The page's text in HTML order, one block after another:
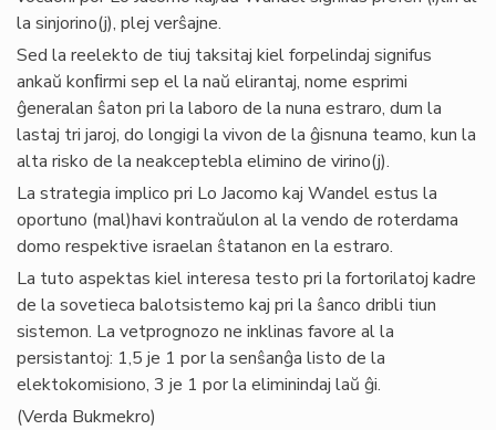
la sinjorino(j), plej verŝajne.
Sed la reelekto de tiuj taksitaj kiel forpelindaj signifus
ankaŭ konﬁrmi sep el la naŭ elirantaj, nome esprimi
ĝeneralan ŝaton pri la laboro de la nuna estraro, dum la
lastaj tri jaroj, do longigi la vivon de la ĝisnuna teamo, kun la
alta risko de la neakceptebla elimino de virino(j).
La strategia implico pri Lo Jacomo kaj Wandel estus la
oportuno (mal)havi kontraŭulon al la vendo de roterdama
domo respektive israelan ŝtatanon en la estraro.
La tuto aspektas kiel interesa testo pri la fortorilatoj kadre
de la sovetieca balotsistemo kaj pri la ŝanco dribli tiun
sistemon. La vetprognozo ne inklinas favore al la
persistantoj: 1,5 je 1 por la senŝanĝa listo de la
elektokomisiono, 3 je 1 por la eliminindaj laŭ ĝi.
(Verda Bukmekro)